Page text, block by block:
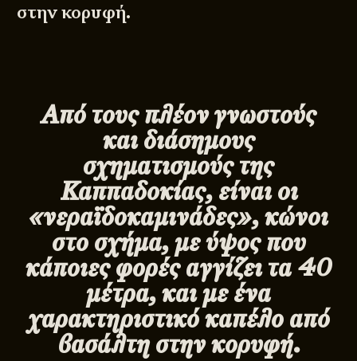
στην κορυφή.
Από τους πλέον γνωστούς
και διάσημους
σχηματισμούς της
Καππαδοκίας, είναι οι
«νεραϊδοκαμινάδες», κώνοι
στο σχήμα, με ύψος που
κάποιες φορές αγγίζει τα 40
μέτρα, και με ένα
χαρακτηριστικό καπέλο από
βασάλτη στην κορυφή.